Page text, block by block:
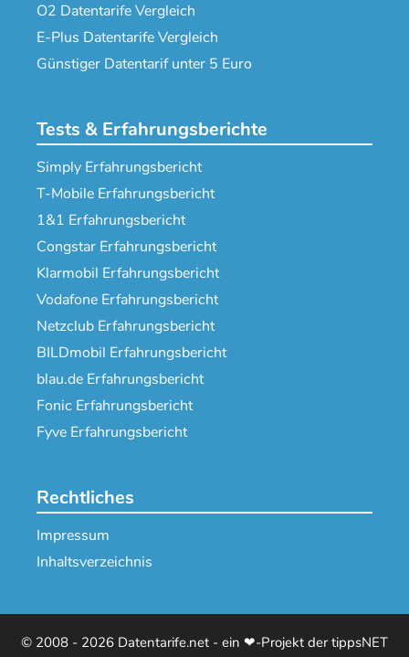
O2 Datentarife Vergleich
E-Plus Datentarife Vergleich
Günstiger Datentarif unter 5 Euro
Tests & Erfahrungsberichte
Simply Erfahrungsbericht
T-Mobile Erfahrungsbericht
1&1 Erfahrungsbericht
Congstar Erfahrungsbericht
Klarmobil Erfahrungsbericht
Vodafone Erfahrungsbericht
Netzclub Erfahrungsbericht
BILDmobil Erfahrungsbericht
blau.de Erfahrungsbericht
Fonic Erfahrungsbericht
Fyve Erfahrungsbericht
Rechtliches
Impressum
Inhaltsverzeichnis
© 2008 - 2026 Datentarife.net - ein ❤-Projekt der tippsNET